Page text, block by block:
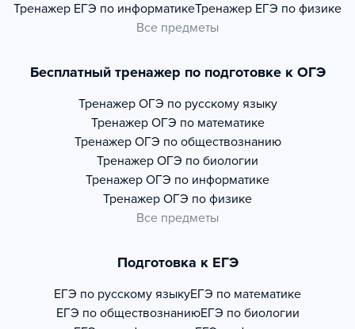
Тренажер ЕГЭ по информатикеТренажер ЕГЭ по физике
Все предметы
Бесплатный тренажер по подготовке к ОГЭ
Тренажер ОГЭ по русскому языку
Тренажер ОГЭ по математике
Тренажер ОГЭ по обществознанию
Тренажер ОГЭ по биологии
Тренажер ОГЭ по информатике
Тренажер ОГЭ по физике
Все предметы
Подготовка к ЕГЭ
ЕГЭ по русскому языкуЕГЭ по математике
ЕГЭ по обществознаниюЕГЭ по биологии